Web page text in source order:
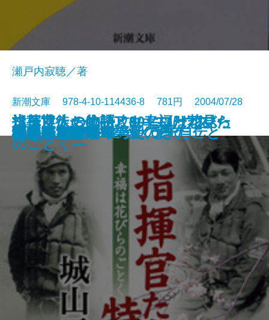
神様がくれた指
ローマ人の物語 8―ユリウス・
カエサル ルビコン以前〔上〕―
ローマ人の物語 9―ユリウス・
カエサル ルビコン以前〔中〕―
ローマ人の物語 10―ユリウス・
カエサル ルビコン以前〔下〕―
魚へん漢字講座
心理療法個人授業
奇跡の人 ヘレン・ケラー自伝
ぶらんこ乗り
浅草博徒一代―アウトローが見た
日本の闇―
場所
瀬戸内寂聴／著
新潮文庫 978-4-10-114436-8 781円 2004/07/28
指揮官たちの特攻―幸福は花びら
のごとく―
静かに 健やかに 遠くまで
部長の大晩年
理由
さくらえび
小さいときから考えてきたこと
ため息の時間
エイジ
陋巷に在り〔12〕聖の巻
第三阿房列車